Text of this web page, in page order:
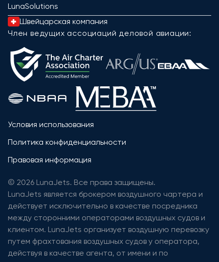
LunaSolutions
Швейцарская компания
Член ведущих ассоциаций деловой авиации:
Условия использования
Политика конфиденциальности
Правовая информация
© 2026 LunaJets. Все права защищены.
LunaJets является брокером воздушного чартера и
действует исключительно в качестве посредника
между сторонними операторами воздушных судов и
клиентом. LunaJets организует воздушную перевозку
путем фрахтования воздушных судов у оператора,
действуя в качестве агента, от имени и по